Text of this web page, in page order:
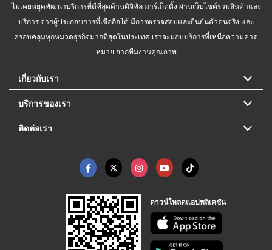
ไม่เคยหยุดพัฒนาบริการที่ดีที่สุดด้านดิจิทัล มาร์เก็ตติ้ง ผ่านเว็บไซต์รวมสินค้าและ
บริการ จากผู้ประกอบการที่เชื่อถือได้ มีการตรวจสอบและยืนยันตัวตนจริง และ
ครอบคลุมทุกหมวดธุรกิจมากที่สุดในประเทศ เราจะมอบบริการที่เหนือความคาด
หมาย จากทีมงานคุณภาพ
เกี่ยวกับเรา
บริการของเรา
ติดต่อเรา
ดาวน์โหลดแอปพลิเคชัน